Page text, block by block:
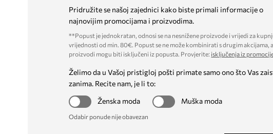
Pridružite se našoj zajednici kako biste primali informacije o
najnovijim promocijama i proizvodima.
**Popust je jednokratan, odnosi se na nesnižene proizvode i vrijedi za
vrijednosti od min. 80€. Popust se ne može kombinirati s drugim akcijama,
proizvodi mogu biti isključeni iz popusta. Provjerite: isključenja iz
Želimo da u Vašoj pristigloj pošti primate samo ono što Vas
zanima. Recite nam, je li to:
Ženska moda
Muška moda
Odabir ponude nije obavezan